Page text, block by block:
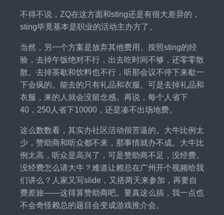
不得不说，ZQ在这方面和sting还是有很大差异的，
sting毕竟基本是职业的活动主办方了。
当然，另一个方案是放弃其他费用。按照sting的经
验，去掉午饭绝对不行，出去吃时间不够，还零零散
散。去掉茶歇和饮料也不行，听那会议不停下来歇一
下会疯的。能去的只有礼品和衣服。可是去掉礼品和
衣服，来的人就会没留念感。再说，每个人省下
40，250人省下10000，还是凑不出场地费。
这么数数看，其实办社区活动很苦逼的。大牛比例太
少，赞助商和听众都不来，那事情就办不成。大牛比
例太高，听众是高兴了，可是赞助商不足，没经费。
没经费怎么请大牛？难道让赖总在广州开个视频给我
们讲么？人家又写slide，又搭两天来参加，再要自
费差旅——这得算赞助商吧。要真这么搞，我一点也
不会奇怪赖总的题目会变成游戏推介会。